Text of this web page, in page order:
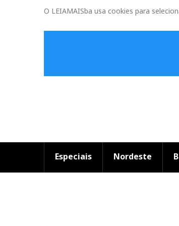
O LEIAMAISba usa cookies para
Especiais Nordeste